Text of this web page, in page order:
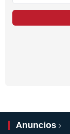
Anuncios